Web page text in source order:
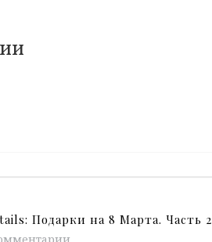
Подарки на 8 Марта. Часть 2